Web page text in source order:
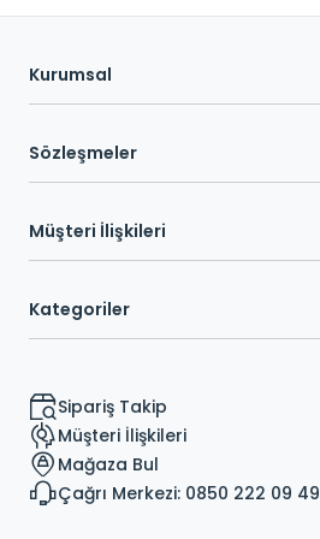
Kurumsal
Sözleşmeler
Müşteri İlişkileri
Kategoriler
Sipariş Takip
Müşteri İlişkileri
Mağaza Bul
Çağrı Merkezi: 0850 222 09 49